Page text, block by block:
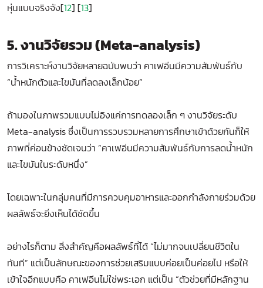
หุ่นแบบจริงจัง[12] [13]
5. งานวิจัยรวม (Meta-analysis)
การวิเคราะห์งานวิจัยหลายฉบับพบว่า คาเฟอีนมีความสัมพันธ์กับ
“น้ำหนักตัวและไขมันที่ลดลงเล็กน้อย”
ถ้ามองในภาพรวมแบบไม่อิงแค่การทดลองเล็ก ๆ งานวิจัยระดับ
Meta-analysis ซึ่งเป็นการรวบรวมหลายการศึกษาเข้าด้วยกันก็ให้
ภาพที่ค่อนข้างชัดเจนว่า “คาเฟอีนมีความสัมพันธ์กับการลดน้ำหนัก
และไขมันในระดับหนึ่ง”
โดยเฉพาะในกลุ่มคนที่มีการควบคุมอาหารและออกกำลังกายร่วมด้วย
ผลลัพธ์จะยิ่งเห็นได้ชัดขึ้น
อย่างไรก็ตาม สิ่งสำคัญคือผลลัพธ์ที่ได้ “ไม่มากจนเปลี่ยนชีวิตใน
ทันที” แต่เป็นลักษณะของการช่วยเสริมแบบค่อยเป็นค่อยไป หรือให้
เข้าใจอีกแบบคือ คาเฟอีนไม่ใช่พระเอก แต่เป็น “ตัวช่วยที่มีหลักฐาน